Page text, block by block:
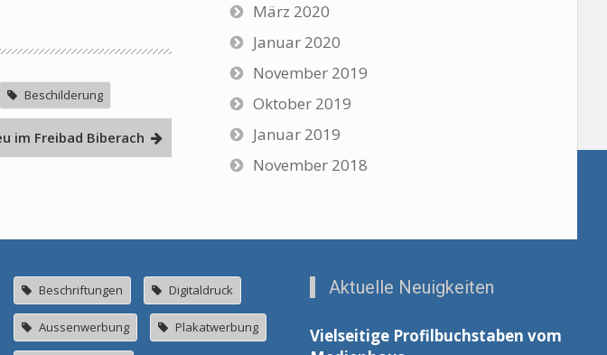
Beschilderung
im Freibad Biberach
März 2020
Januar 2020
November 2019
Oktober 2019
Januar 2019
November 2018
Beschriftungen Digitaldruck
Aussenwerbung Plakatwerbung
Aktuelle Neuigkeiten
Vielseitige Profilbuchstaben vom